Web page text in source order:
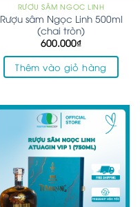
RƯỢU SÂM NGỌC LINH
Rượu sâm Ngọc Linh 500ml
(chai tròn)
600.000₫
Thêm vào giỏ hàng